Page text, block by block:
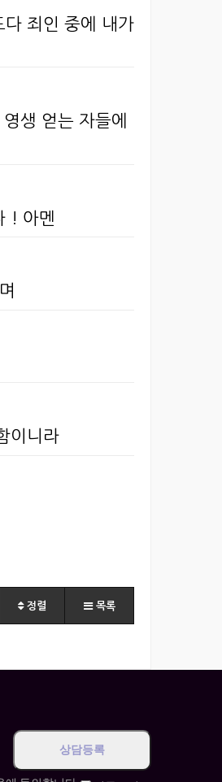
죄인 중에 내가
생 얻는 자들에
! 아멘
이니라
정렬 목록